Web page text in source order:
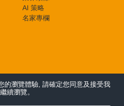
的瀏覽體驗, 請確定您同意及接受我
續瀏覽。
AI 策略
名家專欄
Reserved.